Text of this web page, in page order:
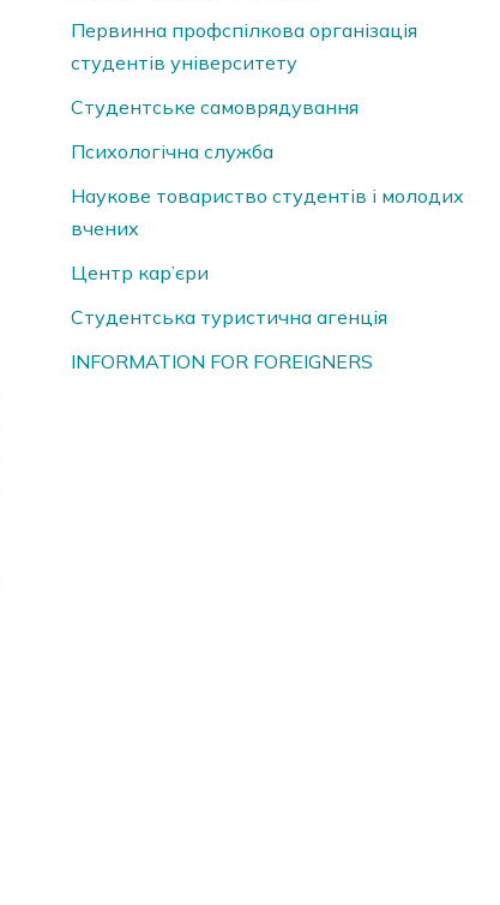
Первинна профспілкова організація
студентів університету
Студентське самоврядування
Психологічна служба
Наукове товариство студентів і молодих
вчених
Центр кар’єри
Студентська туристична агенція
INFORMATION FOR FOREIGNERS